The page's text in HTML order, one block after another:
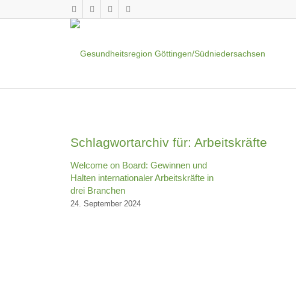
Schlagwortarchiv für:Arbeitskräfte
Welcome on Board: Gewinnen und
Halten internationaler Arbeitskräfte in
drei Branchen
24. September 2024